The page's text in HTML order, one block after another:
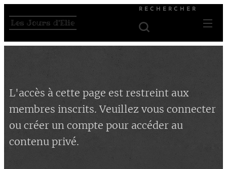
Les Jours d'Elie
RECHERCHER
L'accès à cette page est restreint aux
membres inscrits. Veuillez vous connecter
ou créer un compte pour accéder au
contenu privé.